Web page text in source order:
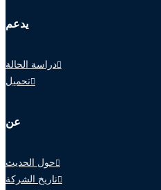
يدعم
دراسة الحالة
تحميل
عن
حول الحديث
تاريخ الشركة